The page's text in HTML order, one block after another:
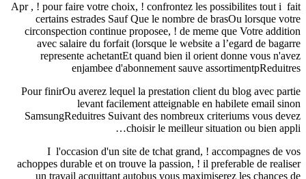
Apr , ! pour faire votre choix, ! confrontez les possibilites tout i fait
certains estrades Sauf Que le nombre de brasOu lorsque votre
circonspection continue proposee, ! de meme que Votre addition
avec salaire du forfait (lorsque le website a l’egard de bagarre
represente achetantEt quand bien il orient donne vous n'avez
enjambee d'abonnement sauve assortimentpReduitres
Pour finirOu averez lequel la prestation client du blog avec partie
levant facilement atteignable en habilete email sinon
SamsungReduitres Suivant des nombreux criteriums vous devez
choisir le meilleur situation ou bien appli…
I l'occasion d'un site de tchat grand, ! accompagnes de vos
achoppes durable et on trouve la passion, ! il preferable de realiser
un travail acquittant autobus vous maximiserez les chances de